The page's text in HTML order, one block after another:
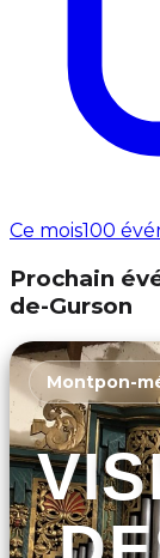
Ce mois100
Prochain
de-Gurson
Montpon-